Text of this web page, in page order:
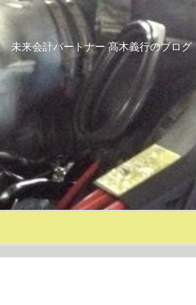
未来会計パートナー 髙木義行のブログ